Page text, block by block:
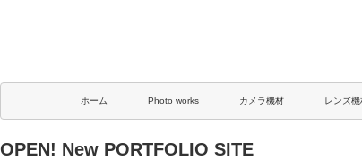
ホーム Photo works カメラ機材 レンズ機
OPEN! New PORTFOLIO SITE